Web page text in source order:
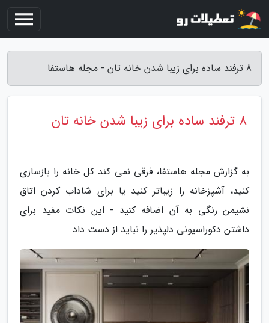
8 ترفند ساده برای زیبا شدن خانه تان - مجله هاستفا
8 ترفند ساده برای زیبا شدن خانه تان
به گزارش مجله هاستفا، فرقی نمی کند کل خانه را بازسازی
کنید، آشپزخانه را زیباتر کنید یا برای شاداب کردن اتاق
نشیمن رنگی به آن اضافه کنید - این نکات مفید برای
داشتن دکوراسیونی دلپذیر را نباید از دست داد.